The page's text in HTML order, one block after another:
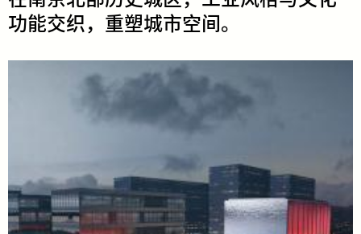
功​​能​​交​​织​，​重​​塑​​城​​市​​空​​间。​